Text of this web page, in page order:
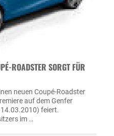
ROADSTER SORGT FÜR
neuen Coupé-Roadster
auf dem Genfer
feiert.
im …